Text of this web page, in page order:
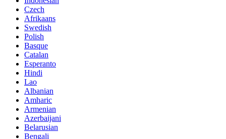
Czech
Afrikaans
Swedish
Polish
Basque
Catalan
Esperanto
Hindi
Lao
Albanian
Amharic
Armenian
Azerbaijani
Belarusian
Bengali